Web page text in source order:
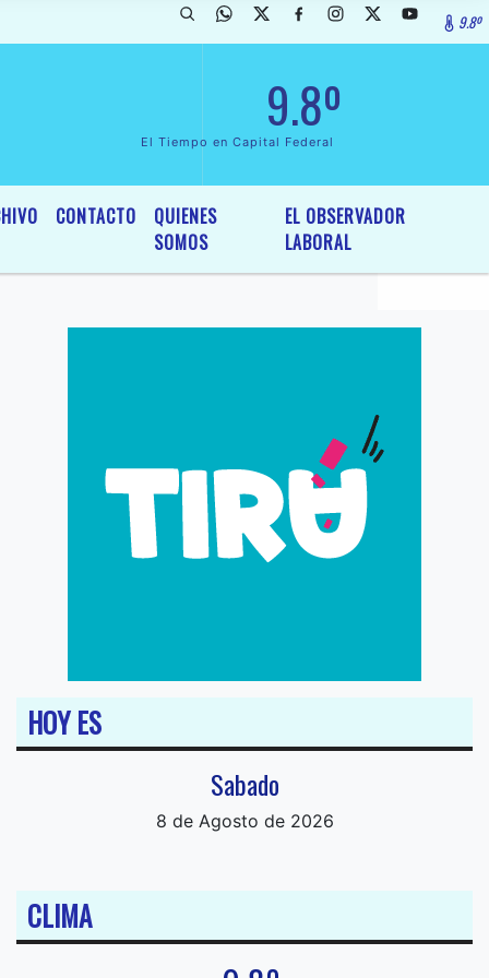
InterÃ©s General y Legislativo, por Ordenanza NÂº 6236/19 del 9.8º
9.8º
El Tiempo en Capital Federal
CONTACTO
QUIENES
SOMOS
EL OBSERVADOR
LABORAL
HOY ES
Sabado
8 de Agosto de 2026
CLIMA